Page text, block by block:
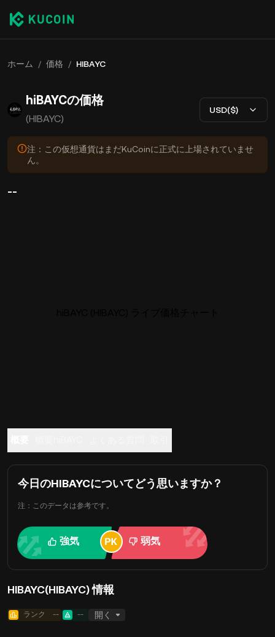
ホーム / 価格 / HIBAYC
hiBAYCの価格
(HIBAYC)
USD($)
注：この仮想通貨はまだKuCoinに正式に上場されていませ
ん。
--
今日のHIBAYCについてどう思いますか？
注：このデータは参考です。
強気 弱気
HIBAYC(HIBAYC) 情報
ランク -- -- 開く